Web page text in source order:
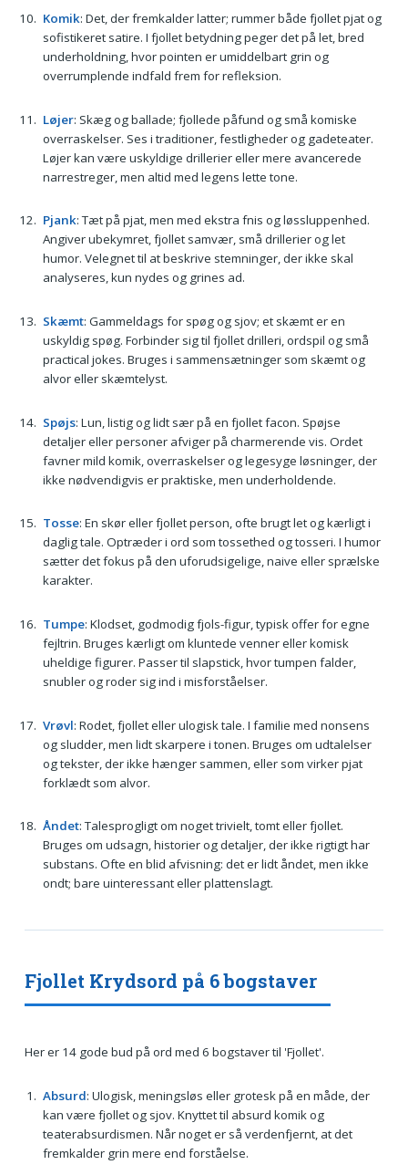
Komik: Det, der fremkalder latter; rummer både fjollet pjat og
sofistikeret satire. I fjollet betydning peger det på let, bred
underholdning, hvor pointen er umiddelbart grin og
overrumplende indfald frem for refleksion.
Løjer: Skæg og ballade; fjollede påfund og små komiske
overraskelser. Ses i traditioner, festligheder og gadeteater.
Løjer kan være uskyldige drillerier eller mere avancerede
narrestreger, men altid med legens lette tone.
Pjank: Tæt på pjat, men med ekstra fnis og løssluppenhed.
Angiver ubekymret, fjollet samvær, små drillerier og let
humor. Velegnet til at beskrive stemninger, der ikke skal
analyseres, kun nydes og grines ad.
Skæmt: Gammeldags for spøg og sjov; et skæmt er en
uskyldig spøg. Forbinder sig til fjollet drilleri, ordspil og små
practical jokes. Bruges i sammensætninger som skæmt og
alvor eller skæmtelyst.
Spøjs: Lun, listig og lidt sær på en fjollet facon. Spøjse
detaljer eller personer afviger på charmerende vis. Ordet
favner mild komik, overraskelser og legesyge løsninger, der
ikke nødvendigvis er praktiske, men underholdende.
Tosse: En skør eller fjollet person, ofte brugt let og kærligt i
daglig tale. Optræder i ord som tossethed og tosseri. I humor
sætter det fokus på den uforudsigelige, naive eller sprælske
karakter.
Tumpe: Klodset, godmodig fjols-figur, typisk offer for egne
fejltrin. Bruges kærligt om kluntede venner eller komisk
uheldige figurer. Passer til slapstick, hvor tumpen falder,
snubler og roder sig ind i misforståelser.
Vrøvl: Rodet, fjollet eller ulogisk tale. I familie med nonsens
og sludder, men lidt skarpere i tonen. Bruges om udtalelser
og tekster, der ikke hænger sammen, eller som virker pjat
forklædt som alvor.
Åndet: Talesprogligt om noget trivielt, tomt eller fjollet.
Bruges om udsagn, historier og detaljer, der ikke rigtigt har
substans. Ofte en blid afvisning: det er lidt åndet, men ikke
ondt; bare uinteressant eller plattenslagt.
Fjollet Krydsord på 6 bogstaver
Her er 14 gode bud på ord med 6 bogstaver til 'Fjollet'.
Absurd: Ulogisk, meningsløs eller grotesk på en måde, der
kan være fjollet og sjov. Knyttet til absurd komik og
teaterabsurdismen. Når noget er så verdenfjernt, at det
fremkalder grin mere end forståelse.